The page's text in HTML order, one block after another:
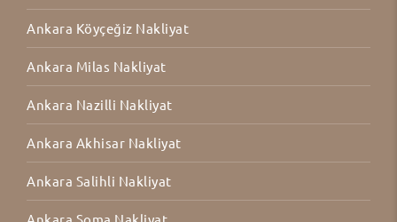
Ankara Köyçeğiz Nakliyat
Ankara Milas Nakliyat
Ankara Nazilli Nakliyat
Ankara Akhisar Nakliyat
Ankara Salihli Nakliyat